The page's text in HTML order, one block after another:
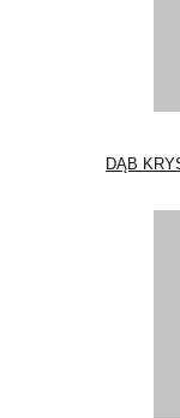
DĄB